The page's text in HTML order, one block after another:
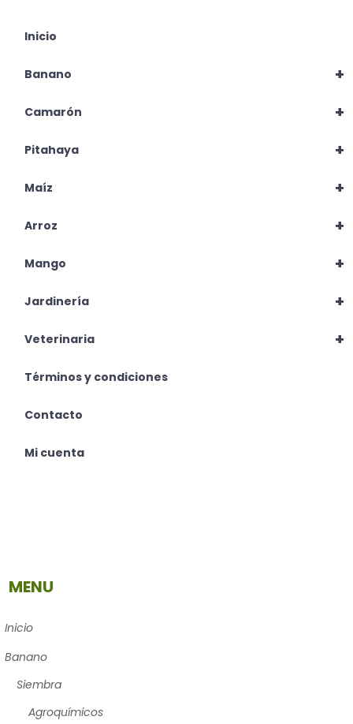
Inicio
+
Banano
+
Camarón
+
Pitahaya
+
Maíz
+
Arroz
+
Mango
+
Jardinería
+
Veterinaria
Términos y condiciones
Contacto
Mi cuenta
MENU
Inicio
Banano
Siembra
Agroquímicos